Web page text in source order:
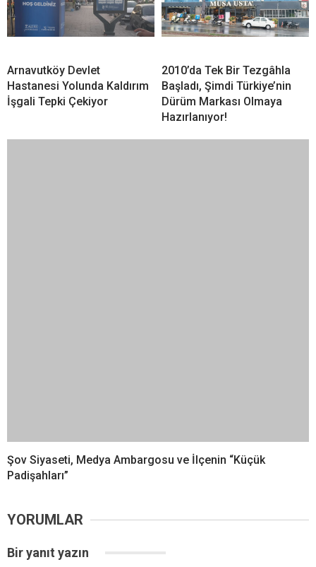
Arnavutköy Devlet
Hastanesi Yolunda Kaldırım
İşgali Tepki Çekiyor
2010’da Tek Bir Tezgâhla
Başladı, Şimdi Türkiye’nin
Dürüm Markası Olmaya
Hazırlanıyor!
Şov Siyaseti, Medya Ambargosu ve İlçenin “Küçük
Padişahları”
YORUMLAR
Bir yanıt yazın